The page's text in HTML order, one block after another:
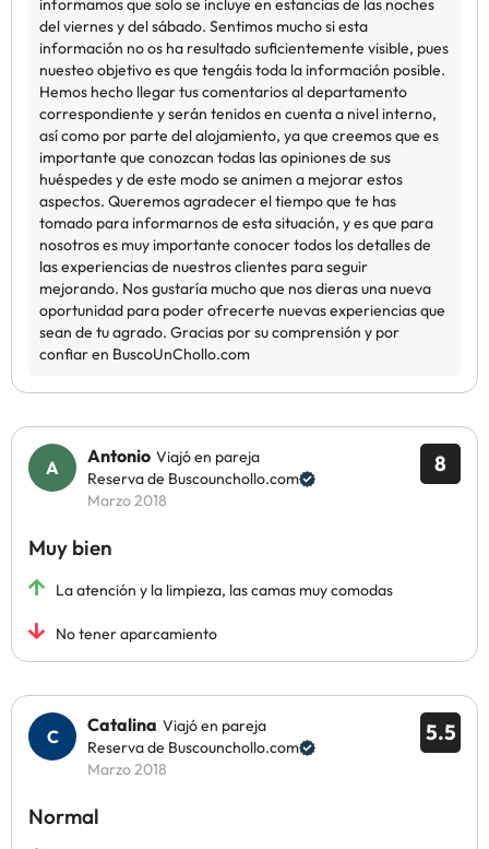
8
Antonio Viajó en pareja
Reserva de Buscounchollo.com
Marzo 2018
Muy bien
La atención y la limpieza, las camas muy comodas
No tener aparcamiento
5.5
Catalina Viajó en pareja
Reserva de Buscounchollo.com
Marzo 2018
Normal